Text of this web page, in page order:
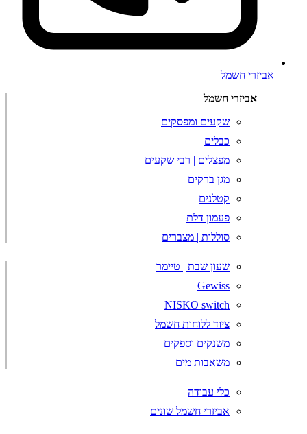
אביזרי חשמל
אביזרי חשמל
שקעים ומפסקים
כבלים
מפצלים | רבי שקעים
מגן ברקים
קטלנים
פעמון דלת
סוללות | מצברים
שעון שבת | טיימר
Gewiss
NISKO switch
ציוד ללוחות חשמל
משנקים וספקים
משאבות מים
כלי עבודה
אביזרי חשמל שונים